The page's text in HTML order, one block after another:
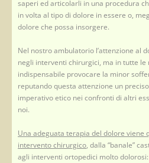
saperi ed articolarli in una procedura
in volta al tipo di dolore in essere o,
dolore che possa insorgere.
Nel nostro ambulatorio l’attenzione al
negli interventi chirurgici, ma in tutte
indispensabile provocare la minor
reputando questa attenzione un
imperativo etico nei confronti di altri
noi.
Una adeguata terapia del dolore viene
intervento chirurgico, dalla “banale”
agli interventi ortopedici molto